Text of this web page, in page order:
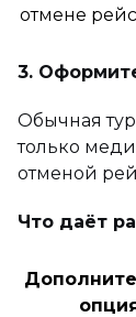
отмене
3.
Обычная
только
отменой
Что даёт